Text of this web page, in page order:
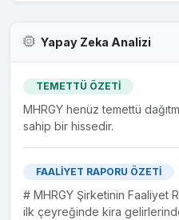
Yapay Zeka Analizi
TEMETTÜ ÖZETİ
MHRGY henüz temettü
sahip bir hissedir.
FAALİYET RAPORU ÖZETİ
# MHRGY Şirketinin Faaliyet
ilk çeyreğinde kira